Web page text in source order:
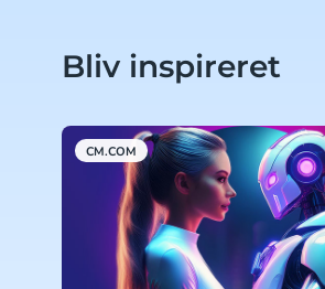
Bliv inspireret
CM.COM